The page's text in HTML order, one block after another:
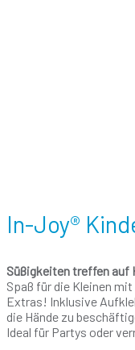
In-Joy®
Süßigkeiten treffen
Spaß für die Kleinen
Extras! Inklusive
die Hände zu
Ideal für Partys oder